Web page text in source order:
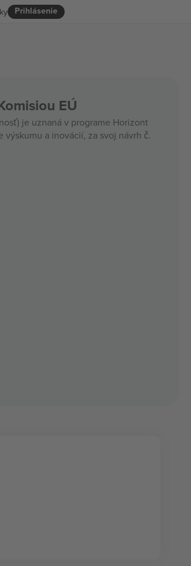
Prihlásenie
EÚ
je uznaná v programe Horizont
a inovácií, za svoj návrh č.